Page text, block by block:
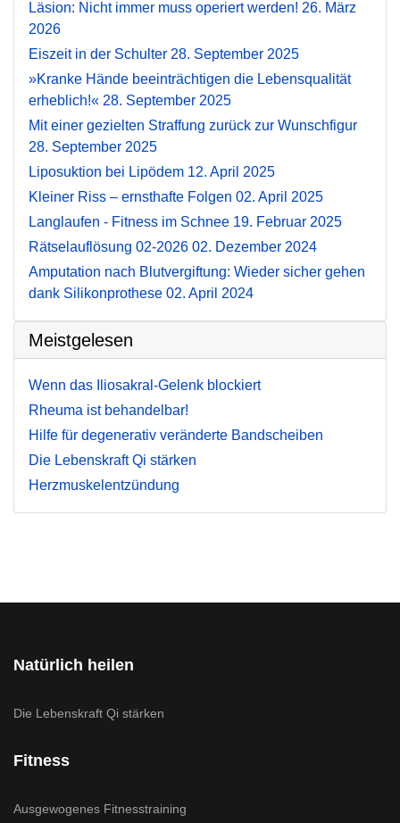
Läsion: Nicht immer muss operiert werden! 26. März
2026
Eiszeit in der Schulter 28. September 2025
»Kranke Hände beeinträchtigen die Lebensqualität
erheblich!« 28. September 2025
Mit einer gezielten Straffung zurück zur Wunschfigur
28. September 2025
Liposuktion bei Lipödem 12. April 2025
Kleiner Riss – ernsthafte Folgen 02. April 2025
Langlaufen - Fitness im Schnee 19. Februar 2025
Rätselauflösung 02-2026 02. Dezember 2024
Amputation nach Blutvergiftung: Wieder sicher gehen
dank Silikonprothese 02. April 2024
Meistgelesen
Wenn das Iliosakral-Gelenk blockiert
Rheuma ist behandelbar!
Hilfe für degenerativ veränderte Bandscheiben
Die Lebenskraft Qi stärken
Herzmuskelentzündung
Natürlich heilen
Die Lebenskraft Qi stärken
Fitness
Ausgewogenes Fitnesstraining